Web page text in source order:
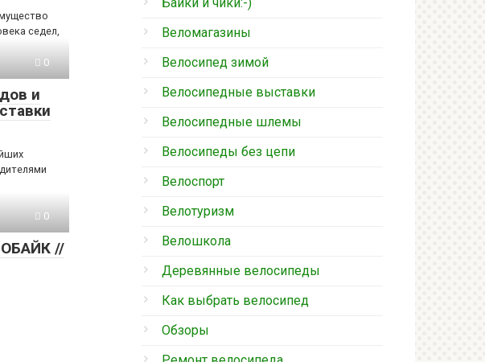
седел,
0
и
0
//
Веломагазины
Велосипед зимой
Велосипедные выставки
Велосипедные шлемы
Велосипеды без цепи
Велоспорт
Велотуризм
Велошкола
Деревянные велосипеды
Как выбрать велосипед
Обзоры